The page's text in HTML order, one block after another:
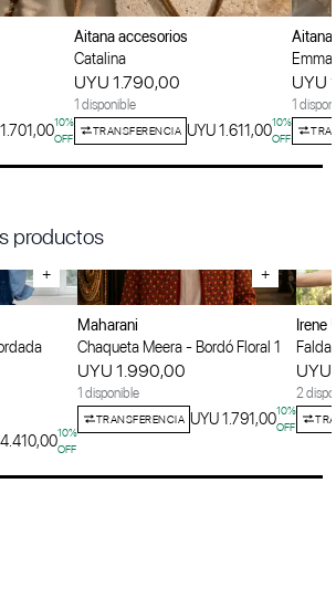
10%
OFF
Aitana accesorios
Catalina
UYU 1.790,00
1 disponible
TRANSFERENCIA UYU 1.611,0010%
OFF
Emma
UYU
1
productos
+
10%
OFF
+
Maharani
Chaqueta Meera - Bordó Floral 1
UYU 1.990,00
1 disponible
TRANSFERENCIA UYU 1.791,0010%
OFF
Irene
Falda
2